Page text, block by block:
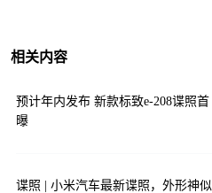
相关内容
预计年内发布 新款标致e-208谍照首
曝
谍照 | 小米汽车最新谍照，外形神似